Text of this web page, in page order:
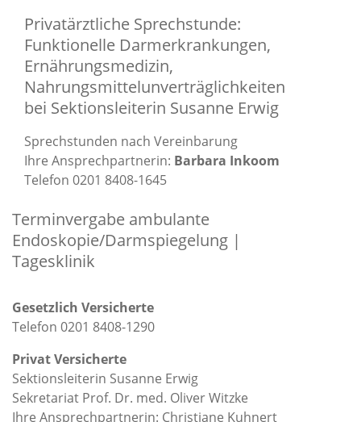
Privatärztliche Sprechstunde:
Funktionelle Darmerkrankungen,
Ernährungsmedizin,
Nahrungsmittelunverträglichkeiten
bei Sektionsleiterin Susanne Erwig
Sprechstunden nach Vereinbarung
Ihre Ansprechpartnerin: Barbara Inkoom
Telefon 0201 8408-1645
Terminvergabe ambulante
Endoskopie/Darmspiegelung |
Tagesklinik
Gesetzlich Versicherte
Telefon 0201 8408-1290
Privat Versicherte
Sektionsleiterin Susanne Erwig
Sekretariat Prof. Dr. med. Oliver Witzke
Ihre Ansprechpartnerin: Christiane Kuhnert